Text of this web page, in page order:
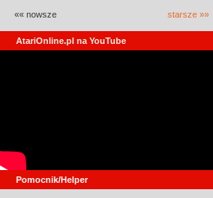
«« nowsze starsze »»
AtariOnline.pl na YouTube
Pomocnik/Helper